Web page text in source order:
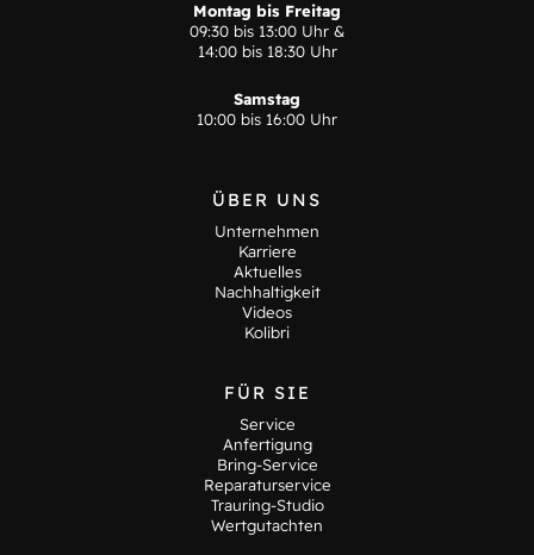
Montag bis Freitag
09:30 bis 13:00 Uhr &
14:00 bis 18:30 Uhr
Samstag
10:00 bis 16:00 Uhr
ÜBER UNS
Unternehmen
Karriere
Aktuelles
Nachhaltigkeit
Videos
Kolibri
FÜR SIE
Service
Anfertigung
Bring-Service
Reparaturservice
Trauring-Studio
Wertgutachten